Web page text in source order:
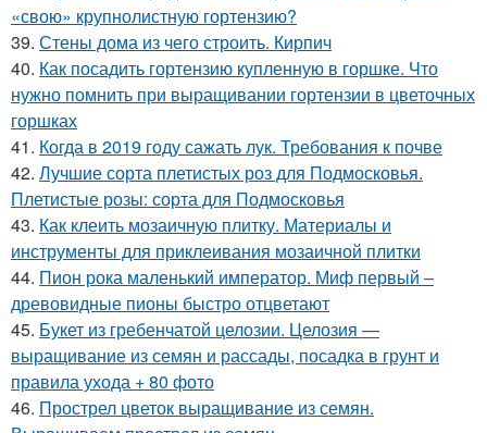
«свою» крупнолистную гортензию?
39. Стены дома из чего строить. Кирпич
40. Как посадить гортензию купленную в горшке. Что
нужно помнить при выращивании гортензии в цветочных
горшках
41. Когда в 2019 году сажать лук. Требования к почве
42. Лучшие сорта плетистых роз для Подмосковья.
Плетистые розы: сорта для Подмосковья
43. Как клеить мозаичную плитку. Материалы и
инструменты для приклеивания мозаичной плитки
44. Пион рока маленький император. Миф первый –
древовидные пионы быстро отцветают
45. Букет из гребенчатой целозии. Целозия —
выращивание из семян и рассады, посадка в грунт и
правила ухода + 80 фото
46. Прострел цветок выращивание из семян.